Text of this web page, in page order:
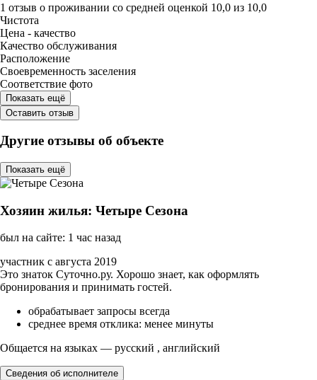
1 отзыв о проживании со средней оценкой 10,0 из 10,0
Чистота
Цена - качество
Качество обслуживания
Расположение
Своевременность заселения
Соответствие фото
Показать ещё
Оставить отзыв
Другие отзывы об объекте
Показать ещё
Хозяин жилья: Четыре Сезона
был на сайте: 1 час назад
участник с августа 2019
Это знаток Суточно.ру. Хорошо знает, как оформлять
бронирования и принимать гостей.
обрабатывает запросы всегда
среднее время отклика: менее минуты
Общается на языках — русский , английский
Сведения об исполнителе